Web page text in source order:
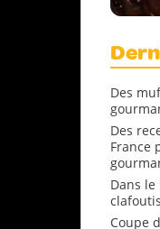
Des
Des
France
Dans
Coupe